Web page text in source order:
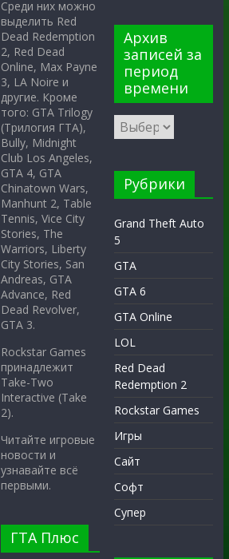
Среди них можно
выделить Red
Dead Redemption
2, Red Dead
Online, Max Payne
3, LA Noire и
другие. Кроме
того: GTA Trilogy
(Трилогия ГТА),
Bully, Midnight
Club Los Angeles,
GTA 4, GTA
Chinatown Wars,
Manhunt 2, Table
Tennis, Vice City
Stories, The
Warriors, Liberty
City Stories, San
Andreas, GTA
Advance, Red
Dead Revolver,
GTA 3.
Rockstar Games
принадлежит
Take-Two
Interactive (Take
2).
Читайте игровые
новости и
узнавайте всё
первыми.
ГТА Плюс
Архив
записей за
период
времени
Рубрики
Grand Theft Auto
5
GTA
GTA 6
GTA Online
LOL
Red Dead
Redemption 2
Rockstar Games
Игры
Сайт
Софт
Супер